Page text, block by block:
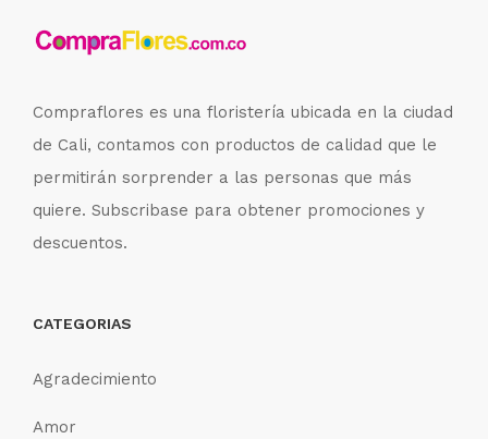
Compraflores es una floristería ubicada en la ciudad
de Cali, contamos con productos de calidad que le
permitirán sorprender a las personas que más
quiere. Subscribase para obtener promociones y
descuentos.
CATEGORIAS
Agradecimiento
Amor